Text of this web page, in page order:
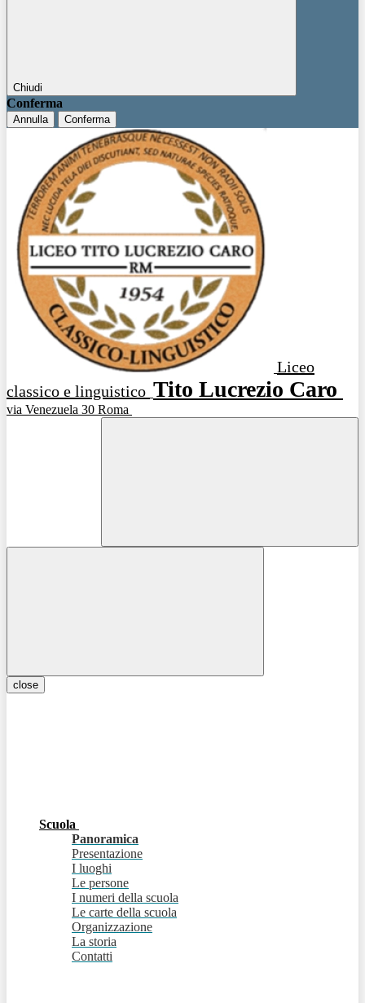
Chiudi
Conferma
Annulla Conferma
Liceo
classico e linguistico Tito Lucrezio Caro
via Venezuela 30 Roma
close
Scuola
Panoramica
Presentazione
I luoghi
Le persone
I numeri della scuola
Le carte della scuola
Organizzazione
La storia
Contatti